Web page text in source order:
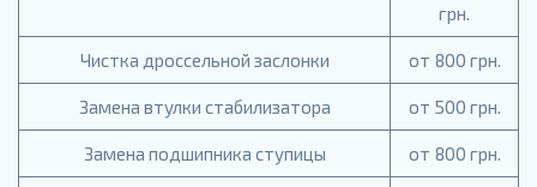
грн.
Чистка дроссельной заслонки от 800 грн.
Замена втулки стабилизатора от 500 грн.
Замена подшипника ступицы от 800 грн.